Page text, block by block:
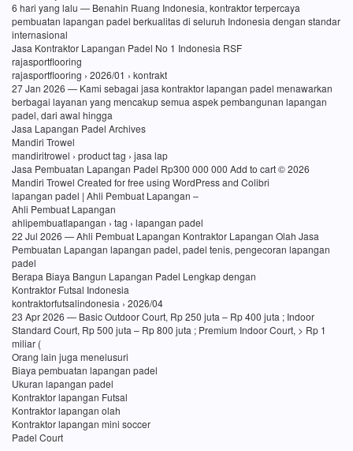
6 hari yang lalu — Benahin Ruang Indonesia, kontraktor terpercaya
pembuatan lapangan padel berkualitas di seluruh Indonesia dengan standar
internasional
Jasa Kontraktor Lapangan Padel No 1 Indonesia RSF
rajasportflooring
rajasportflooring › 2026/01 › kontrakt
27 Jan 2026 — Kami sebagai jasa kontraktor lapangan padel menawarkan
berbagai layanan yang mencakup semua aspek pembangunan lapangan
padel, dari awal hingga
Jasa Lapangan Padel Archives
Mandiri Trowel
mandiritrowel › product tag › jasa lap
Jasa Pembuatan Lapangan Padel Rp300 000 000 Add to cart © 2026
Mandiri Trowel Created for free using WordPress and Colibri
lapangan padel | Ahli Pembuat Lapangan –
Ahli Pembuat Lapangan
ahlipembuatlapangan › tag › lapangan padel
22 Jul 2026 — Ahli Pembuat Lapangan Kontraktor Lapangan Olah Jasa
Pembuatan Lapangan lapangan padel, padel tenis, pengecoran lapangan
padel
Berapa Biaya Bangun Lapangan Padel Lengkap dengan
Kontraktor Futsal Indonesia
kontraktorfutsalindonesia › 2026/04
23 Apr 2026 — Basic Outdoor Court, Rp 250 juta – Rp 400 juta ; Indoor
Standard Court, Rp 500 juta – Rp 800 juta ; Premium Indoor Court, > Rp 1
miliar (
Orang lain juga menelusuri
Biaya pembuatan lapangan padel
Ukuran lapangan padel
Kontraktor lapangan Futsal
Kontraktor lapangan olah
Kontraktor lapangan mini soccer
Padel Court